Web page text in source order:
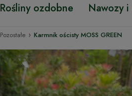
Rośliny ozdobne Nawozy
Pozostałe › Karmnik ościsty MOSS GREEN